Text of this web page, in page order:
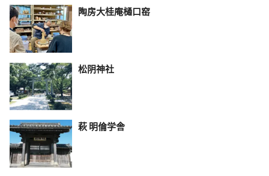
陶房大桂庵樋口窑
松阴神社
萩 明倫学舎